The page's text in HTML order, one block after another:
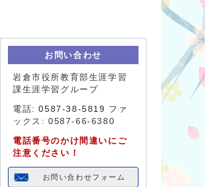
お問い合わせ
岩倉市役所教育部生涯学習
課生涯学習グループ
電話:0587-38-5819 ファ
ックス: 0587-66-6380
電話番号のかけ間違いにご
注意ください！
お問い合わせフォーム